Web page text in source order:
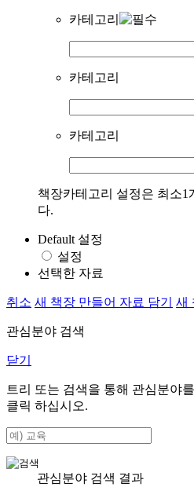
카테고리
카테고리
카테고리
책장카테고리 설정은 최소1
다.
Default 설정
설정
선택한 자료
취소 새 책장 만들어 자료 담기 새
관심분야 검색
닫기
트리 또는 검색을 통해 관심분야
클릭 하십시오.
관심분야 검색 결과